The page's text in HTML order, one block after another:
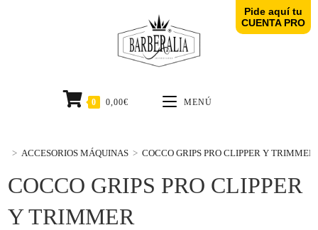
0 0,00€ MENÚ
COCCO GRIPS PRO CLIPPER
Y TRIMMER
> ACCESORIOS MÁQUINAS > COCCO GRIPS PRO CLIPPER Y TRIMMER
Pide aquí tu
CUENTA PRO